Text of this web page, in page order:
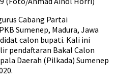
Cabang Partai
Sumenep, Madura, Jawa
calon bupati. Kali ini
pendaftaran Bakal Calon
Daerah (Pilkada) Sumenep